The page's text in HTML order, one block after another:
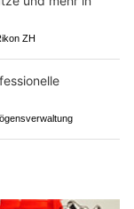
ZH